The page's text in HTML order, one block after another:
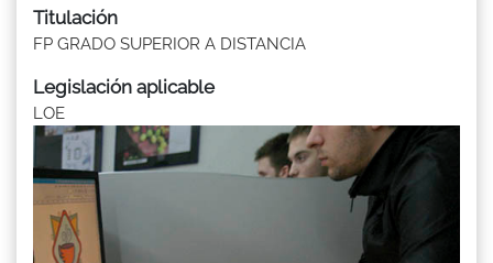
Titulación
FP GRADO SUPERIOR A DISTANCIA
Legislación aplicable
LOE